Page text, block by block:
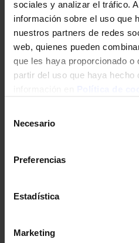
sociales y analizar el tráfico.
información sobre el uso que
nuestros partners de redes
web, quienes pueden
que les haya proporcionado o
partir del uso que haya
Necesario
Preferencias
Estadística
Marketing